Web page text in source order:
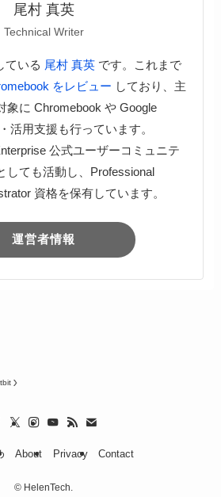
尾村 真英
Technical Writer
ている 尾村 真英です。これまで
をレビュー しており、主
象に Chromebook や Google
活用支援も行っています。
公式ユーザーコミュニテ
しても活動し、Professional
資格を保有しています。
運営者情報
About Privacy Contact
© HelenTech.